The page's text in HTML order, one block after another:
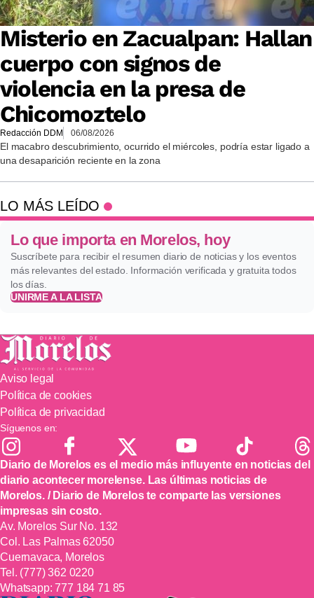
Misterio en Zacualpan: Hallan
cuerpo con signos de
violencia en la presa de
Chicomoztelo
Redacción DDM 06/08/2026
El macabro descubrimiento, ocurrido el miércoles, podría estar ligado a
una desaparición reciente en la zona
LO MÁS LEÍDO
Lo que importa en Morelos, hoy
Suscríbete para recibir el resumen diario de noticias y los eventos
más relevantes del estado. Información verificada y gratuita todos
los días.
UNIRME A LA LISTA
Aviso legal
Política de cookies
Política de privacidad
Síguenos en:
Diario de Morelos es el medio más influyente en noticias del
diario acontecer morelense. Las últimas noticias de
Morelos. / Diario de Morelos te comparte las versiones
impresas sin costo.
Av. Morelos Sur No. 132
Col. Las Palmas 62050
Cuernavaca, Morelos
Tel. (777) 362 0220
Whatsapp:777 184 71 85